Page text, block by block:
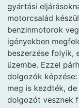
gyártási
motorcsalád
benzinmotorok
igényekben
beszerzése folyik,
üzembe. Ezzel
dolgozók
meg is kezdték,
dolgozót vesznek